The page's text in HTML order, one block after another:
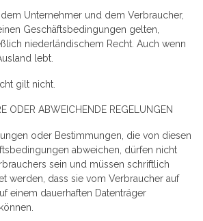
Unternehmer und dem Verbraucher,
Geschäftsbedingungen gelten,
niederländischem Recht. Auch wenn
lebt.
gilt nicht.
ODER ABWEICHENDE REGELUNGEN
oder Bestimmungen, die von diesen
abweichen, dürfen nicht
sein und müssen schriftlich
werden, dass sie vom Verbraucher auf
einem dauerhaften Datenträger